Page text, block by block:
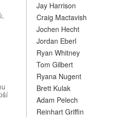
Jay Harrison
Craig Mactavish
Jochen Hecht
Jordan Eberl
Ryan Whitney
Tom Gilbert
Ryana Nugent
Brett Kulak
Adam Pelech
Reinhart Griffin